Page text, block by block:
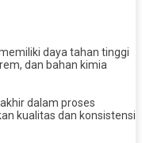
daya tahan tinggi
dan bahan kimia
dalam proses
kualitas dan konsistensi